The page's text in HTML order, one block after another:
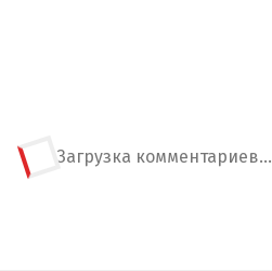
Загрузка комментариев...